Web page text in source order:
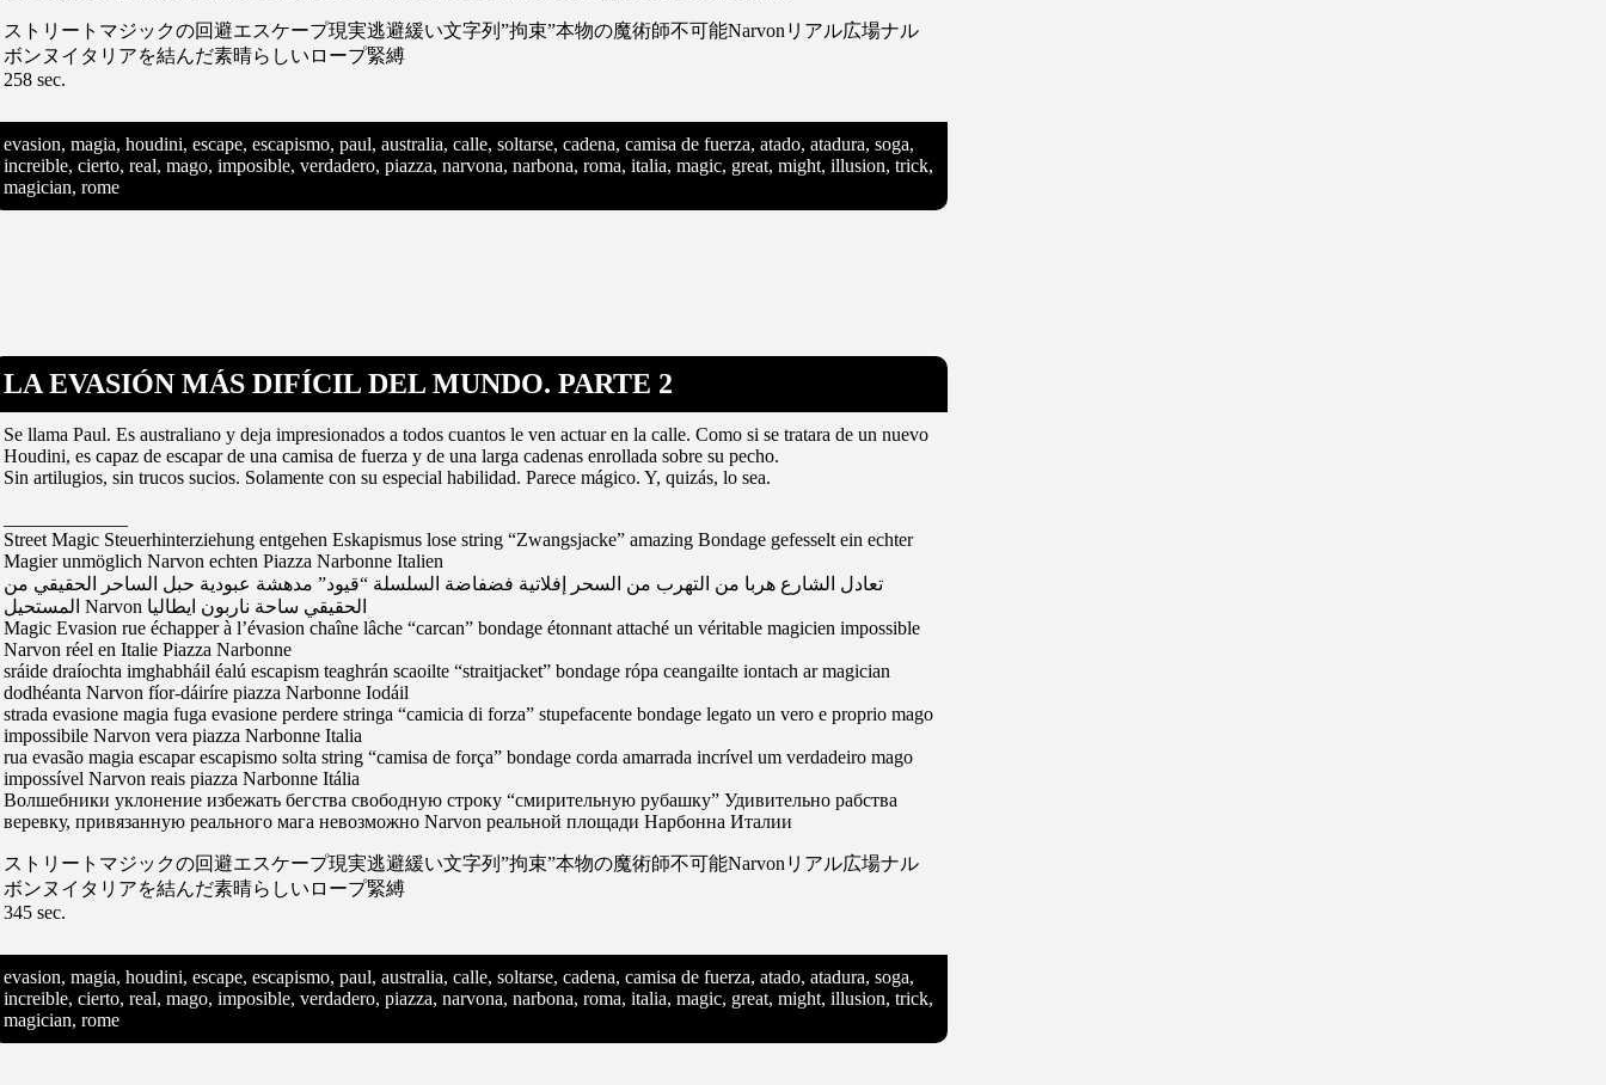
ストリートマジックの回避エスケープ現実逃避緩い文字列”拘束”本物の魔術師不可能Narvonリアル広場ナル
ボンヌイタリアを結んだ素晴らしいロープ緊縛
258 sec.
evasion, magia, houdini, escape, escapismo, paul, australia, calle, soltarse, cadena, camisa de fuerza, atado, atadura, soga,
increible, cierto, real, mago, imposible, verdadero, piazza, narvona, narbona, roma, italia, magic, great, might, illusion, trick,
magician, rome
LA EVASIÓN MÁS DIFÍCIL DEL MUNDO. PARTE 2
Se llama Paul. Es australiano y deja impresionados a todos cuantos le ven actuar en la calle. Como si se tratara de un nuevo
Houdini, es capaz de escapar de una camisa de fuerza y de una larga cadenas enrollada sobre su pecho.
Sin artilugios, sin trucos sucios. Solamente con su especial habilidad. Parece mágico. Y, quizás, lo sea.
Street Magic Steuerhinterziehung entgehen Eskapismus lose string “Zwangsjacke” amazing Bondage gefesselt ein echter
Magier unmöglich Narvon echten Piazza Narbonne Italien
تعادل الشارع هربا من التهرب من السحر إفلاتية فضفاضة السلسلة “قيود” مدهشة عبودية حبل الساحر الحقيقي من
المستحيل Narvon الحقيقي ساحة ناربون ايطاليا
Magic Evasion rue échapper à l’évasion chaîne lâche “carcan” bondage étonnant attaché un véritable magicien impossible
Narvon réel en Italie Piazza Narbonne
sráide draíochta imghabháil éalú escapism teaghrán scaoilte “straitjacket” bondage rópa ceangailte iontach ar magician
dodhéanta Narvon fíor-dáiríre piazza Narbonne Iodáil
strada evasione magia fuga evasione perdere stringa “camicia di forza” stupefacente bondage legato un vero e proprio mago
impossibile Narvon vera piazza Narbonne Italia
rua evasão magia escapar escapismo solta string “camisa de força” bondage corda amarrada incrível um verdadeiro mago
impossível Narvon reais piazza Narbonne Itália
Волшебники уклонение избежать бегства свободную строку “смирительную рубашку” Удивительно рабства
веревку, привязанную реального мага невозможно Narvon реальной площади Нарбонна Италии
ストリートマジックの回避エスケープ現実逃避緩い文字列”拘束”本物の魔術師不可能Narvonリアル広場ナル
ボンヌイタリアを結んだ素晴らしいロープ緊縛
345 sec.
evasion, magia, houdini, escape, escapismo, paul, australia, calle, soltarse, cadena, camisa de fuerza, atado, atadura, soga,
increible, cierto, real, mago, imposible, verdadero, piazza, narvona, narbona, roma, italia, magic, great, might, illusion, trick,
magician, rome